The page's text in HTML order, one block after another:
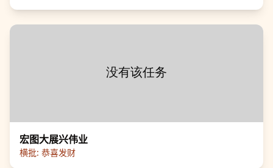
宏图大展兴伟业
横批: 恭喜发财